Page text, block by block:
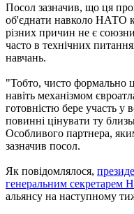
Посол зазначив, що ця
об'єднати навколо НАТО
різних причин не є
часто в технічних
навчань.
"Тобто, чисто формально
навіть механізмом
готовністю бере участь у
повинні цінувати ту
Особливого партнера,
зазначив посол.
Як повідомлялося,
генеральним секретарем
альянсу на наступному